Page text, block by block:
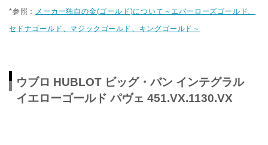
*参照： メーカー独自の金(ゴールド)について～エバーローズゴールド、
セドナゴールド、マジックゴールド、キングゴールド～
ウブロ HUBLOT ビッグ・バン インテグラル
イエローゴールド パヴェ 451.VX.1130.VX